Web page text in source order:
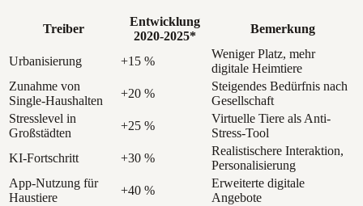
Treiber
Entwicklung
2020-2025*
Bemerkung
Urbanisierung +15 %
Weniger Platz, mehr
digitale Heimtiere
Zunahme von
Single-Haushalten
+20 %
Steigendes Bedürfnis nach
Gesellschaft
Stresslevel in
Großstädten
+25 %
Virtuelle Tiere als Anti-
Stress-Tool
KI-Fortschritt
+30 %
Realistischere Interaktion,
Personalisierung
App-Nutzung für
Haustiere
+40 %
Erweiterte digitale
Angebote